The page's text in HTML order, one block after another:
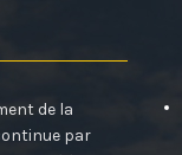
de la
par